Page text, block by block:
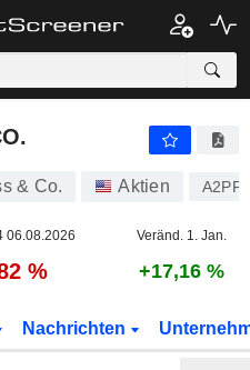
& Co. Aktien
06.08.2026 Veränd. 1. Jan.
% +17,16 %
Nachrichten